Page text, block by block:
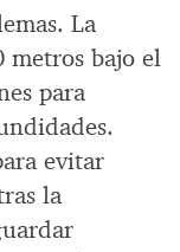
La
metros bajo el
para
evitar
la